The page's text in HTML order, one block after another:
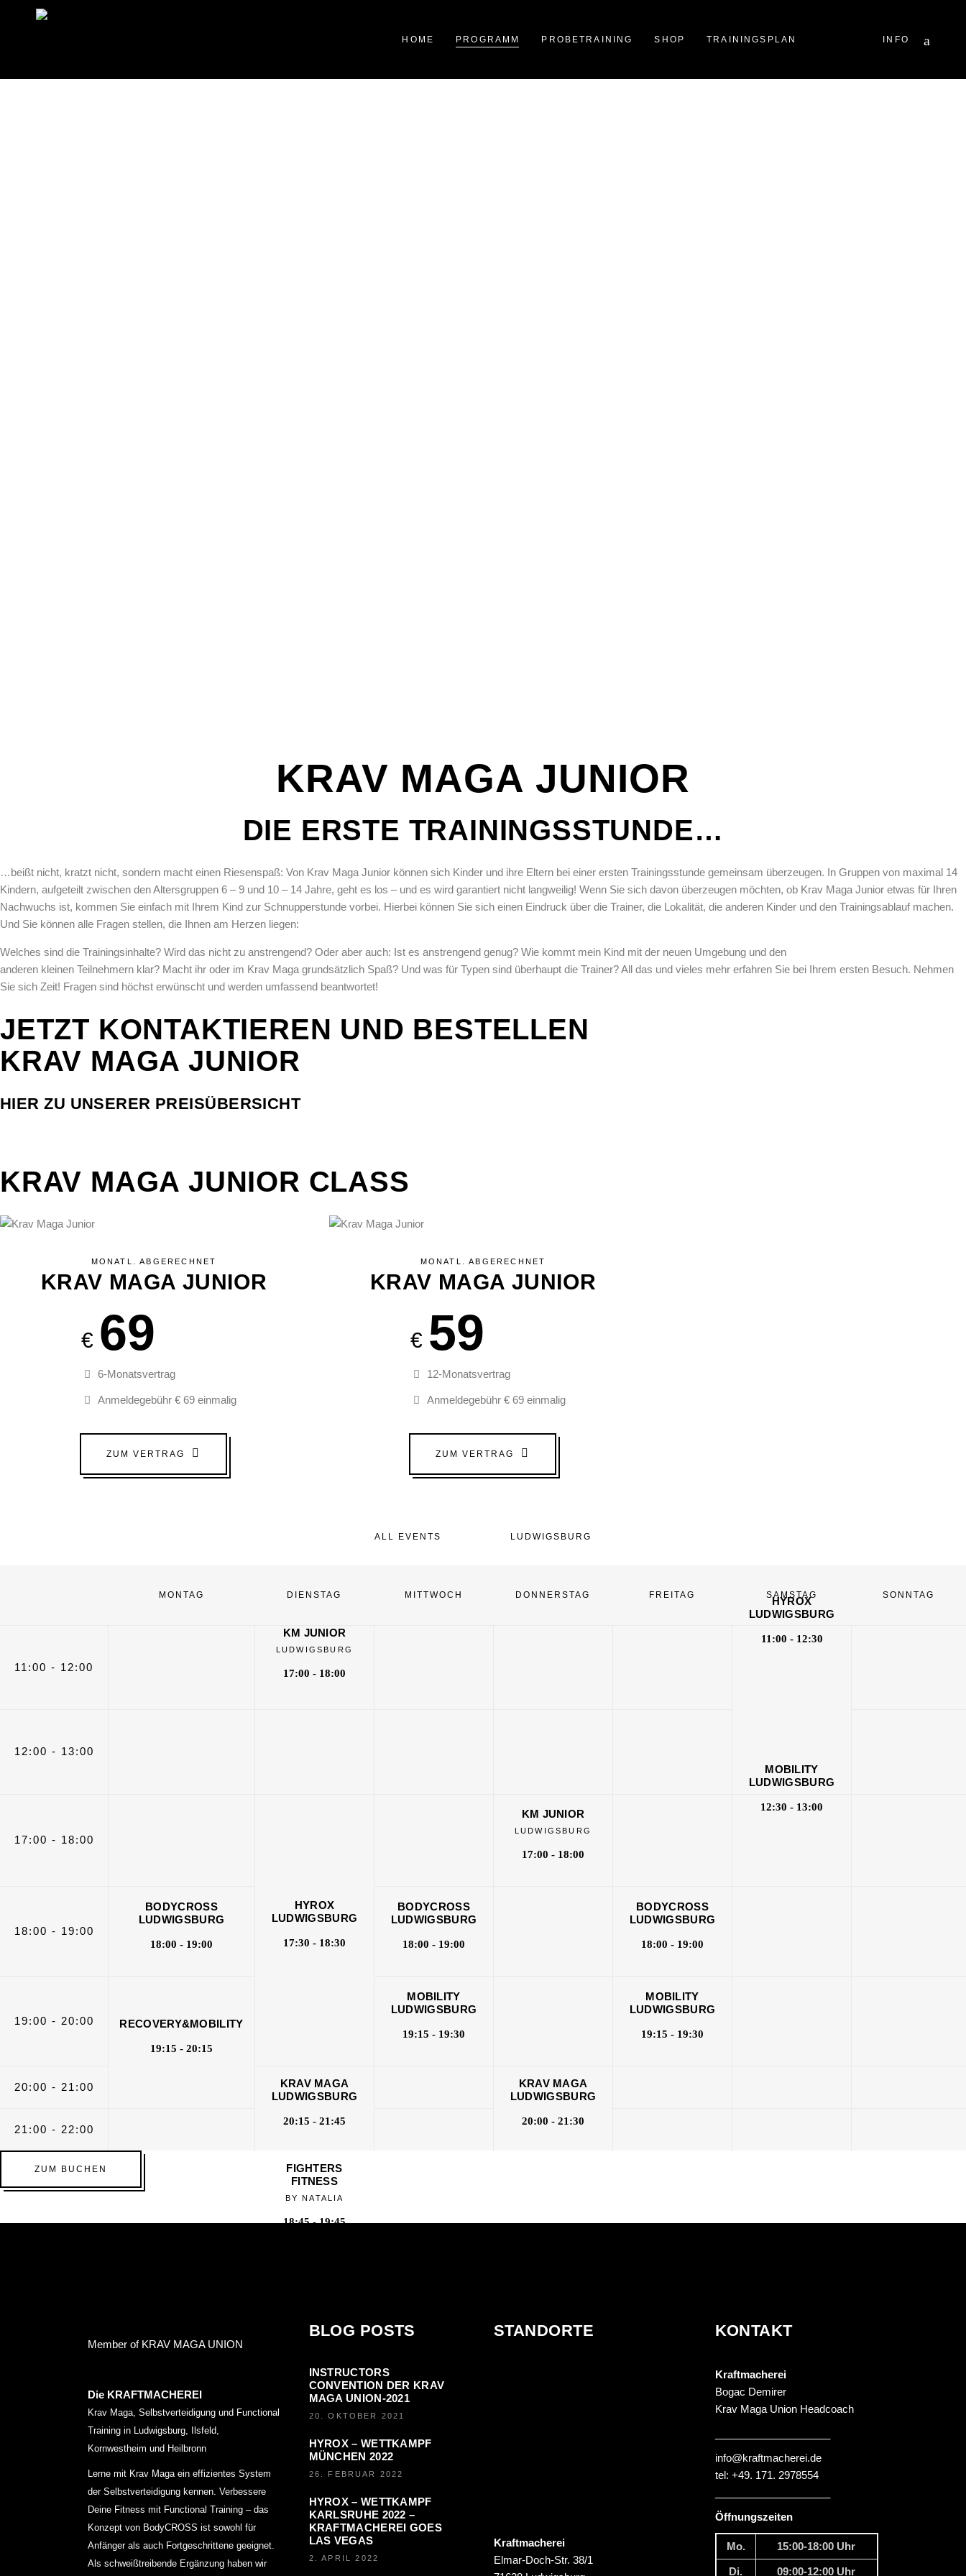
HOME PROGRAMM PROBETRAINING SHOP TRAININGSPLAN Instagram
YouTube
INFO
KRAV MAGA JUNIOR
DIE ERSTE TRAININGSSTUNDE…
…beißt nicht, kratzt nicht, sondern macht einen Riesenspaß: Von Krav Maga Junior können sich Kinder und ihre Eltern bei einer ersten Trainingsstunde gemeinsam überzeugen. In Gruppen von maximal 14
Kindern, aufgeteilt zwischen den Altersgruppen 6 – 9 und 10 – 14 Jahre, geht es los – und es wird garantiert nicht langweilig! Wenn Sie sich davon überzeugen möchten, ob Krav Maga Junior etwas für Ihren
Nachwuchs ist, kommen Sie einfach mit Ihrem Kind zur Schnupperstunde vorbei. Hierbei können Sie sich einen Eindruck über die Trainer, die Lokalität, die anderen Kinder und den Trainingsablauf machen.
Und Sie können alle Fragen stellen, die Ihnen am Herzen liegen:
Welches sind die Trainingsinhalte? Wird das nicht zu anstrengend? Oder aber auch: Ist es anstrengend genug? Wie kommt mein Kind mit der neuen Umgebung und den
anderen kleinen Teilnehmern klar? Macht ihr oder im Krav Maga grundsätzlich Spaß? Und was für Typen sind überhaupt die Trainer? All das und vieles mehr erfahren Sie bei Ihrem ersten Besuch. Nehmen
Sie sich Zeit! Fragen sind höchst erwünscht und werden umfassend beantwortet!
JETZT KONTAKTIEREN UND BESTELLEN
KRAV MAGA JUNIOR
HIER ZU UNSERER PREISÜBERSICHT
KRAV MAGA JUNIOR CLASS
MONATL. ABGERECHNET
KRAV MAGA JUNIOR
€ 69
6-Monatsvertrag
Anmeldegebühr € 69 einmalig
ZUM VERTRAG
MONATL. ABGERECHNET
KRAV MAGA JUNIOR
€ 59
12-Monatsvertrag
Anmeldegebühr € 69 einmalig
ZUM VERTRAG
ALL EVENTS LUDWIGSBURG
MONTAG DIENSTAG MITTWOCH DONNERSTAG FREITAG SAMSTAG SONNTAG
11:00 - 12:00
HYROX
LUDWIGSBURG
11:00 - 12:30
MOBILITY
LUDWIGSBURG
12:30 - 13:00
12:00 - 13:00
17:00 - 18:00
KM JUNIOR
LUDWIGSBURG
17:00 - 18:00
HYROX
LUDWIGSBURG
17:30 - 18:30
FIGHTERS
FITNESS
BY NATALIA
18:45 - 19:45
KM JUNIOR
LUDWIGSBURG
17:00 - 18:00
18:00 - 19:00
BODYCROSS
LUDWIGSBURG
18:00 - 19:00
BODYCROSS
LUDWIGSBURG
18:00 - 19:00
BODYCROSS
LUDWIGSBURG
18:00 - 19:00
19:00 - 20:00 RECOVERY&MOBILITY
19:15 - 20:15
MOBILITY
LUDWIGSBURG
19:15 - 19:30
MOBILITY
LUDWIGSBURG
19:15 - 19:30
20:00 - 21:00
KRAV MAGA
LUDWIGSBURG
20:15 - 21:45
KRAV MAGA
LUDWIGSBURG
20:00 - 21:30
21:00 - 22:00
ZUM BUCHEN
Member of KRAV MAGA UNION
Die KRAFTMACHEREI
Krav Maga, Selbstverteidigung und Functional
Training in Ludwigsburg, Ilsfeld,
Kornwestheim und Heilbronn
Lerne mit Krav Maga ein effizientes System
der Selbstverteidigung kennen. Verbessere
Deine Fitness mit Functional Training – das
Konzept von BodyCROSS ist sowohl für
Anfänger als auch Fortgeschrittene geeignet.
Als schweißtreibende Ergänzung haben wir
BLOG POSTS
INSTRUCTORS
CONVENTION DER KRAV
MAGA UNION-2021
20. OKTOBER 2021
HYROX – WETTKAMPF
MÜNCHEN 2022
26. FEBRUAR 2022
HYROX – WETTKAMPF
KARLSRUHE 2022 –
KRAFTMACHEREI GOES
LAS VEGAS
2. APRIL 2022
STANDORTE
Kraftmacherei
Elmar-Doch-Str. 38/1
KONTAKT
Kraftmacherei
Bogac Demirer
Krav Maga Union Headcoach
info@kraftmacherei.de
tel: +49. 171. 2978554
Öffnungszeiten
Mo. 15:00-18:00 Uhr
Di. 09:00-12:00 Uhr
PROBETRAINING​